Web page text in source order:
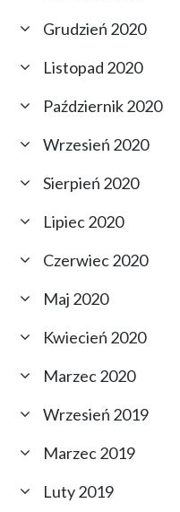
Grudzień 2020
Listopad 2020
Październik 2020
Wrzesień 2020
Sierpień 2020
Lipiec 2020
Czerwiec 2020
Maj 2020
Kwiecień 2020
Marzec 2020
Wrzesień 2019
Marzec 2019
Luty 2019